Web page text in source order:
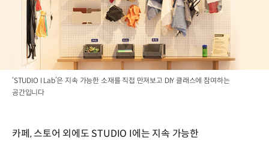
‘STUDIO I Lab’은 지속 가능한 소재를 직접 만져보고 DIY 클래스에 참여하는
공간입니다
카페, 스토어 외에도 STUDIO I에는 지속 가능한